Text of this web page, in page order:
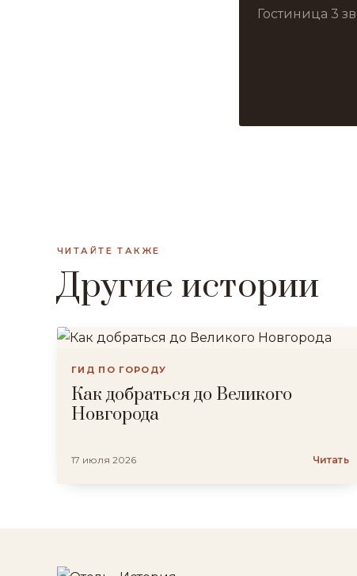
Гостиница 3
ЧИТАЙТЕ ТАКЖЕ
Другие истории
ГИД ПО ГОРОДУ
Как добраться до Великого
Новгорода
17 июля 2026 Читать